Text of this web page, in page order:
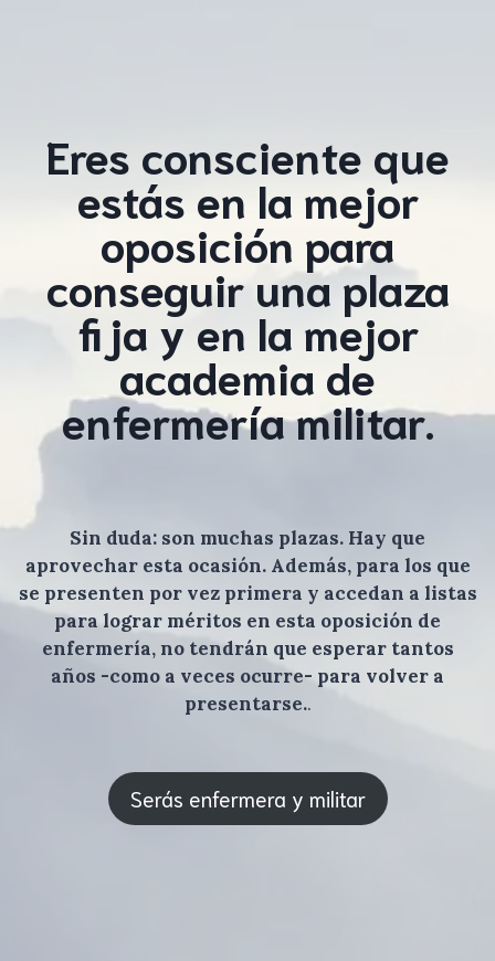
Eres consciente que
estás en la mejor
oposición para
conseguir una plaza
fija y en la mejor
academia de
enfermería militar.
Sin duda: son muchas plazas. Hay que
aprovechar esta ocasión. Además, para los que
se presenten por vez primera y accedan a listas
para lograr méritos en esta oposición de
enfermería, no tendrán que esperar tantos
años -como a veces ocurre- para volver a
presentarse..
Serás enfermera y militar